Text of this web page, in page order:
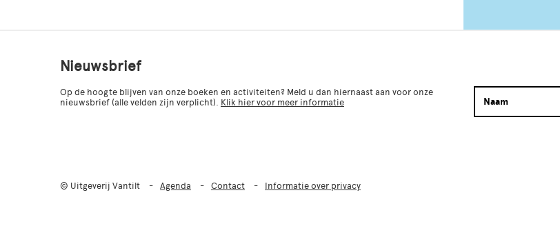
Nieuwsbrief
Op de hoogte blijven van onze boeken en activiteiten? Meld u dan hiernaast aan voor onze
nieuwsbrief (alle velden zijn verplicht). Klik hier voor meer informatie
© Uitgeverij Vantilt Agenda Contact Informatie over privacy